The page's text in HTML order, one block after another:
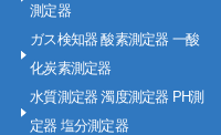
測定器
ガス検知器 酸素測定器 一酸
化炭素測定器
水質測定器 濁度測定器 PH測
定器 塩分測定器